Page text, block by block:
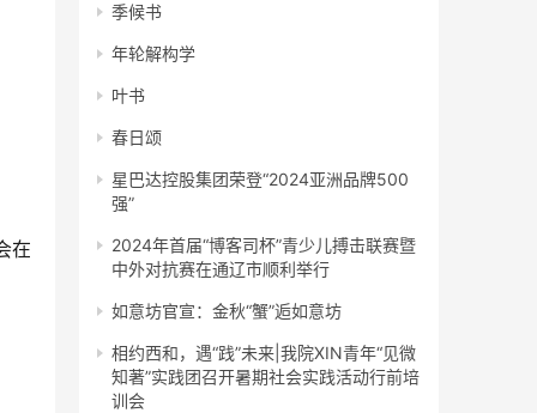
在
季候书
年轮解构学
叶书
春日颂
星巴达控股集团荣登“2024亚洲品牌500
强”
2024年首届“博客司杯”青少儿搏击联赛暨
中外对抗赛在通辽市顺利举行
如意坊官宣：金秋“蟹”逅如意坊
相约西和，遇“践”未来|我院XIN青年“见微
知著”实践团召开暑期社会实践活动行前培
训会